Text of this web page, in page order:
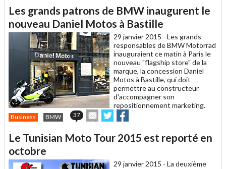
à
un
ami
Les grands patrons de BMW inaugurent le
nouveau Daniel Motos à Bastille
29 janvier 2015 - Les grands
responsables de BMW Motorrad
inauguraient ce matin à Paris le
nouveau "flagship store" de la
marque, la concession Daniel
Motos à Bastille, qui doit
permettre au constructeur
d'accompagner son
repositionnement marketing.
Business BMW 37
Envoyer
cet
à
Partager
sur sur
Le Tunisian Moto Tour 2015 est reporté en
octobre
29 janvier 2015 - La deuxième